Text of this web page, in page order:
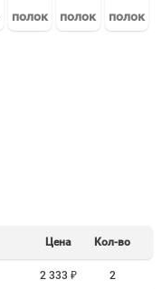
полок
полок
полок
Цена Кол-во
2 333 ₽ 2